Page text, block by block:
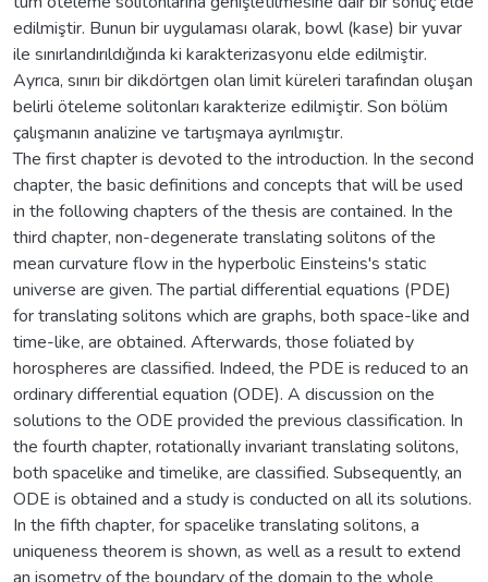
edilmiştir. Bunun bir uygulaması olarak, bowl (kase) bir yuvar
ile sınırlandırıldığında ki karakterizasyonu elde edilmiştir.
Ayrıca, sınırı bir dikdörtgen olan limit küreleri tarafından oluşan
belirli öteleme solitonları karakterize edilmiştir. Son bölüm
çalışmanın analizine ve tartışmaya ayrılmıştır.
The first chapter is devoted to the introduction. In the second
chapter, the basic definitions and concepts that will be used
in the following chapters of the thesis are contained. In the
third chapter, non-degenerate translating solitons of the
mean curvature flow in the hyperbolic Einsteins's static
universe are given. The partial differential equations (PDE)
for translating solitons which are graphs, both space-like and
time-like, are obtained. Afterwards, those foliated by
horospheres are classified. Indeed, the PDE is reduced to an
ordinary differential equation (ODE). A discussion on the
solutions to the ODE provided the previous classification. In
the fourth chapter, rotationally invariant translating solitons,
both spacelike and timelike, are classified. Subsequently, an
ODE is obtained and a study is conducted on all its solutions.
In the fifth chapter, for spacelike translating solitons, a
uniqueness theorem is shown, as well as a result to extend